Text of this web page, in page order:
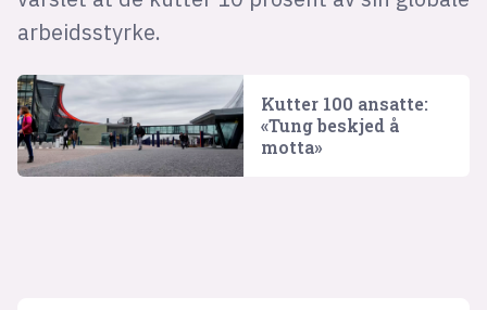
arbeidsstyrke.
Kutter 100 ansatte:
«Tung beskjed å
motta»